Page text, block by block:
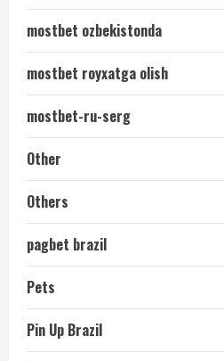
mostbet ozbekistonda
mostbet royxatga olish
mostbet-ru-serg
Other
Others
pagbet brazil
Pets
Pin Up Brazil